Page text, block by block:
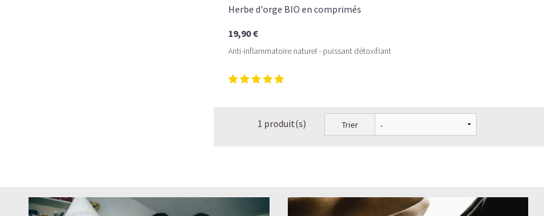
Herbe d'orge BIO en comprimés
19,90 €
Anti-inflammatoire naturel - puissant détoxifiant
1 produit(s) Trier